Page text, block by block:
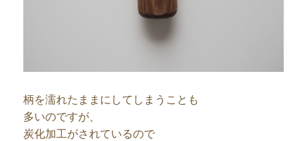
柄を濡れたままにしてしまうことも
多いのですが、
炭化加工がされているので